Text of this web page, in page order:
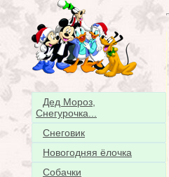
Дед Мороз,
Снегурочка...
Снеговик
Новогодняя ёлочка
Собачки